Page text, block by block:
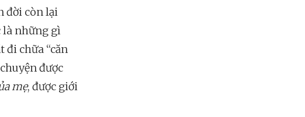
đời còn lại
là những gì
đi chữa “căn
được
mẹ, được giới